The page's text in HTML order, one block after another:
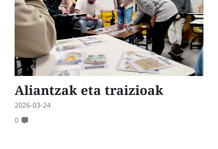
Aliantzak eta traizioak
2026-03-24
0